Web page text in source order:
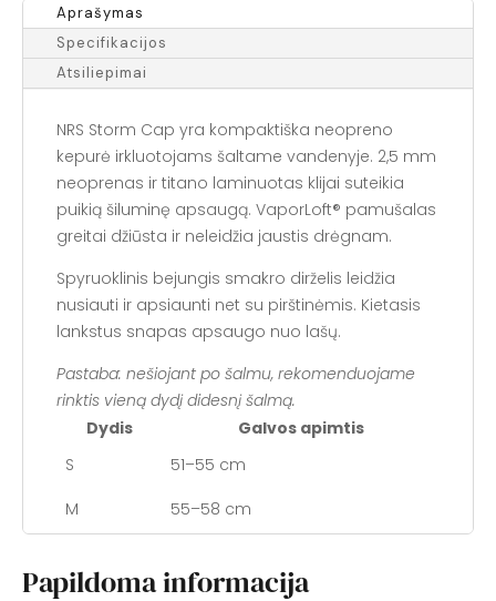
Aprašymas
Specifikacijos
Atsiliepimai
NRS Storm Cap yra kompaktiška neopreno
kepurė irkluotojams šaltame vandenyje. 2,5 mm
neoprenas ir titano laminuotas klijai suteikia
puikią šiluminę apsaugą. VaporLoft® pamušalas
greitai džiūsta ir neleidžia jaustis drėgnam.
Spyruoklinis bejungis smakro dirželis leidžia
nusiauti ir apsiaunti net su pirštinėmis. Kietasis
lankstus snapas apsaugo nuo lašų.
Pastaba: nešiojant po šalmu, rekomenduojame
rinktis vieną dydį didesnį šalmą.
Dydis
Galvos apimtis
S
51–55 cm
M
55–58 cm
Papildoma informacija